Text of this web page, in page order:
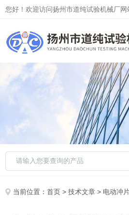
您好！欢迎访问扬州市道纯试验机械厂网
当前位置：首页 >技术文章 > 电动冲片